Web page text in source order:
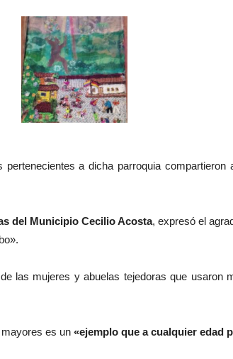
a dicha parroquia
del Municipio Cecilio Acosta, expresó el
las mujeres y abuelas tejedoras que usaron
es un «ejemplo que a cualquier edad